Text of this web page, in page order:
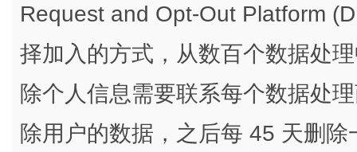
Request and Opt-Out Platform
择加入的方式，从数百个数据处
除个人信息需要联系每个数据处
除用户的数据，之后每 45 天删